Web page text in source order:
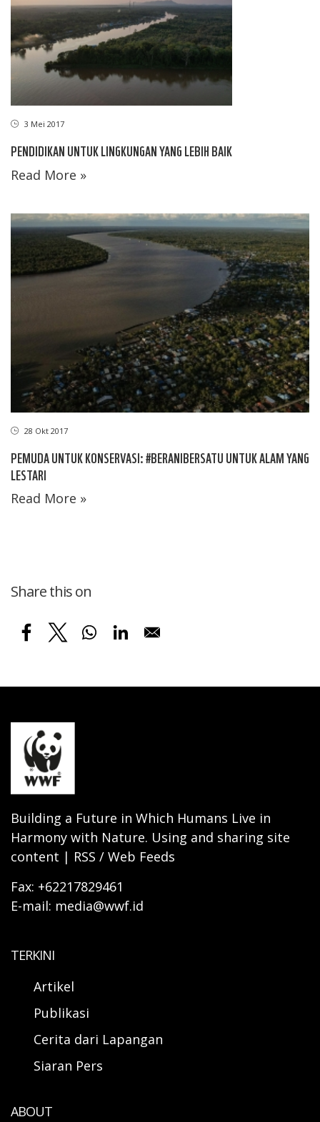
3 Mei 2017
PENDIDIKAN UNTUK LINGKUNGAN YANG LEBIH BAIK
Read More »
28 Okt 2017
PEMUDA UNTUK KONSERVASI: #BERANIBERSATU UNTUK ALAM YANG
LESTARI
Read More »
Share this on
Building a Future in Which Humans Live in
Harmony with Nature. Using and sharing site
content | RSS / Web Feeds
Fax: +62217829461
E-mail: media@wwf.id
TERKINI
Artikel
Publikasi
Cerita dari Lapangan
Siaran Pers
ABOUT